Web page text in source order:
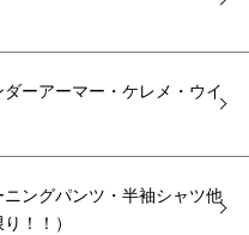
ーアーマー・ケレメ・ウイ
ングパンツ・半袖シャツ他
！！）